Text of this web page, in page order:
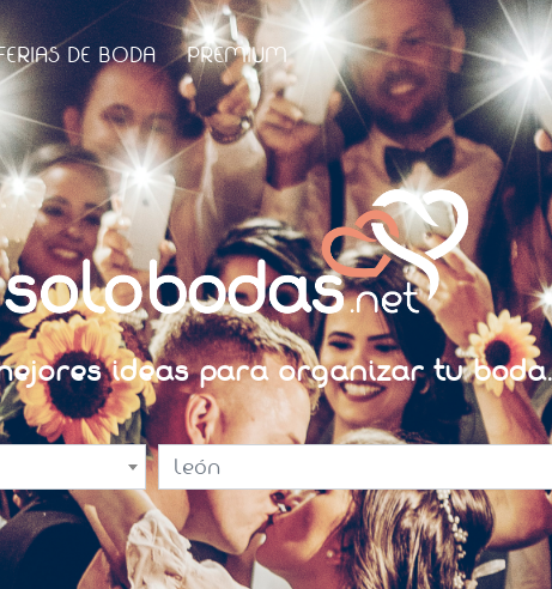
DE BODA PREMIUM
ideas para organizar tu boda.
León